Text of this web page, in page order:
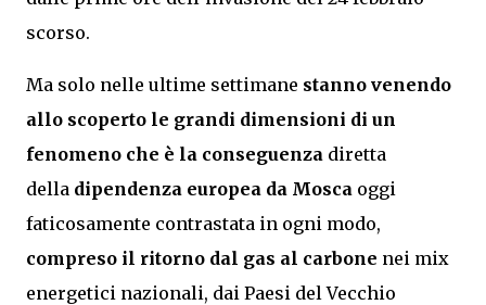
scorso.
Ma solo nelle ultime settimane stanno venendo
allo scoperto le grandi dimensioni di un
fenomeno che è la conseguenza diretta
della dipendenza europea da Mosca oggi
faticosamente contrastata in ogni modo,
compreso il ritorno dal gas al carbone nei mix
energetici nazionali, dai Paesi del Vecchio